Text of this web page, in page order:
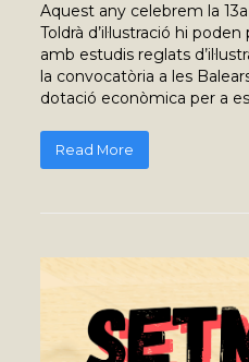
Aquest any celebrem la
Toldrà d’il·lustració hi
amb estudis reglats
la convocatòria a les
dotació econòmica per a
Read More